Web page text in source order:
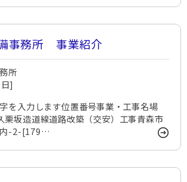
事務所 事業紹介
所
]
を入力します位置番号事業・工事名場
坂造道線道路改築（交安）工事青森市
内-2-[179…